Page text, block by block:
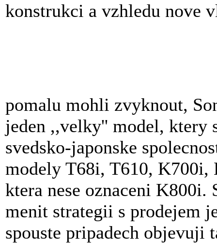
konstrukci a vzhledu nove
pomalu mohli zvyknout,
jeden ,,velky'' model, ktery
svedsko-japonske
modely T68i, T610,
ktera nese oznaceni K800i.
menit strategii s prodejem
spouste pripadech objevuji